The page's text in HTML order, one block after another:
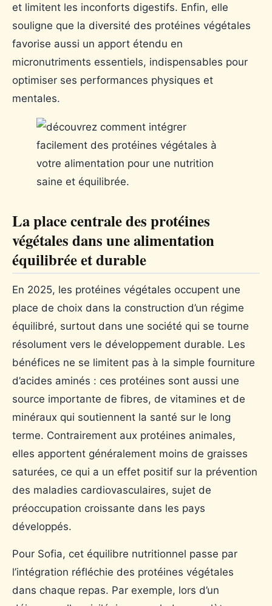
et limitent les inconforts digestifs. Enfin, elle
souligne que la diversité des protéines végétales
favorise aussi un apport étendu en
micronutriments essentiels, indispensables pour
optimiser ses performances physiques et
mentales.
La place centrale des protéines
végétales dans une alimentation
équilibrée et durable
En 2025, les protéines végétales occupent une
place de choix dans la construction d’un régime
équilibré, surtout dans une société qui se tourne
résolument vers le développement durable. Les
bénéfices ne se limitent pas à la simple fourniture
d’acides aminés : ces protéines sont aussi une
source importante de fibres, de vitamines et de
minéraux qui soutiennent la santé sur le long
terme. Contrairement aux protéines animales,
elles apportent généralement moins de graisses
saturées, ce qui a un effet positif sur la prévention
des maladies cardiovasculaires, sujet de
préoccupation croissante dans les pays
développés.
Pour Sofia, cet équilibre nutritionnel passe par
l’intégration réfléchie des protéines végétales
dans chaque repas. Par exemple, lors d’un